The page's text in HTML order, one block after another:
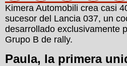
Kimera Automobili crea casi
sucesor del Lancia 037, un
desarrollado exclusivamente
Grupo B de rally.
Paula, la primera